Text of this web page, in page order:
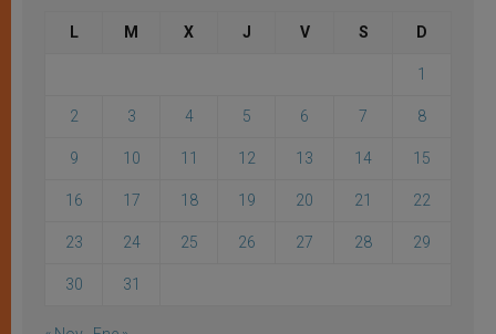
L M X J V S D
1
2 3 4 5 6 7 8
9 10 11 12 13 14 15
16 17 18 19 20 21 22
23 24 25 26 27 28 29
30 31